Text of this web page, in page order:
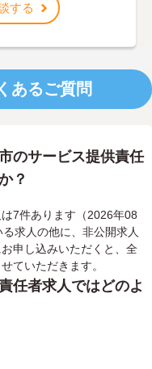
する
あるご質問
のサービス提供責任
？
7件あります（2026年08
求人の他に、非公開求人
お申し込みいただくと、全
ていただきます。
任者求人ではどのよ